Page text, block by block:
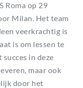
Roma op 29
Milan. Het team
veerkrachtig is
is om lessen te
in deze
maar ook
door het